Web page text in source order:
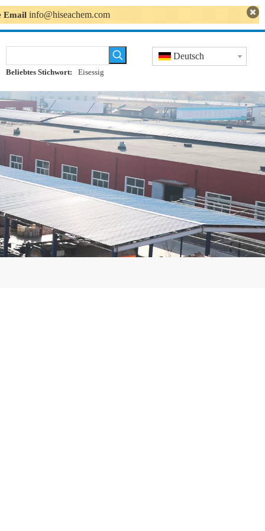
Email info@hiseachem.com
Beliebtes Stichwort: Eisessig
Deutsch